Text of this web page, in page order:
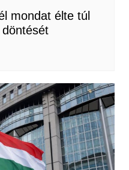
mondat élte túl